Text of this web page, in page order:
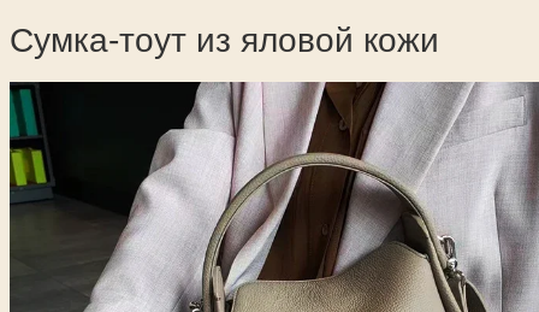
Сумка-тоут из яловой кожи